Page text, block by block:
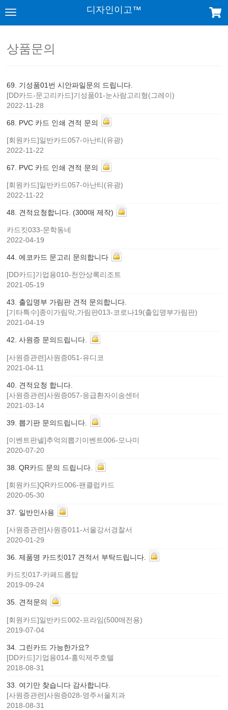
디자인이고™
상품문의
69
기성품01번 시안파일문의 드립니다.
[DD카드-문고리카드]기성품01-눈사람고리형(그레이)
2022-11-28
68 PVC 카드 인쇄 견적 문의
[회원카드]일반카드057-아난티(유광)
2022-11-22
67 PVC 카드 인쇄 견적 문의
[회원카드]일반카드057-아난티(유광)
2022-11-22
48 견적요청합니다. (300매 제작)
카드킷033-문학동네
2022-04-19
44 에코카드 문고리 문의합니다
[DD카드]기업용010-천안상록리조트
2021-05-19
43. 출입명부 가림판 견적 문의합니다.
[기타특수]종이가림막,가림판013-코로나19(출입명부가림판)
2021-04-19
42. 사원증 문의드립니다.
[사원증관련]사원증051-유디코
2021-04-11
40 견적요청 합니다.
[사원증관련]사원증057-응급환자이송센터
2021-03-14
39 뽑기판 문의드립니다.
[이벤트판넬]추억의뽑기이벤트006-모나미
2020-07-20
38 QR카드 문의 드립니다.
[회원카드]QR카드006-팬클럽카드
2020-05-30
37 일반인사용
[사원증관련]사원증011-서울강서경찰서
2020-01-29
36. 제품명 카드킷017 견적서 부탁드립니다.
카드킷017-카페드롭탑
2019-09-24
35. 견적문의
[회원카드]일반카드002-프라임(500매전용)
2019-07-04
34
그린카드 가능한가요?
[DD카드]기업용014-홍익제주호텔
2018-08-31
33
여기만 찾습니다 감사합니다.
[사원증관련]사원증028-영주서울치과
2018-08-31